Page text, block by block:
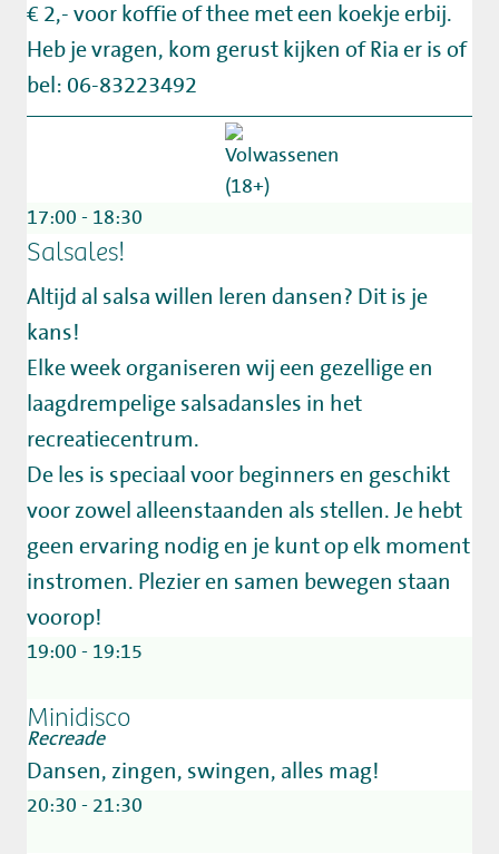
€ 2,- voor koffie of thee met een koekje erbij.
Heb je vragen, kom gerust kijken of Ria er is of
bel: 06-83223492
17:00 - 18:30
Salsales!
Altijd al salsa willen leren dansen? Dit is je
kans!
Elke week organiseren wij een gezellige en
laagdrempelige salsadansles in het
recreatiecentrum.
De les is speciaal voor beginners en geschikt
voor zowel alleenstaanden als stellen. Je hebt
geen ervaring nodig en je kunt op elk moment
instromen. Plezier en samen bewegen staan
voorop!
19:00 - 19:15
Minidisco
Recreade
Dansen, zingen, swingen, alles mag!
20:30 - 21:30